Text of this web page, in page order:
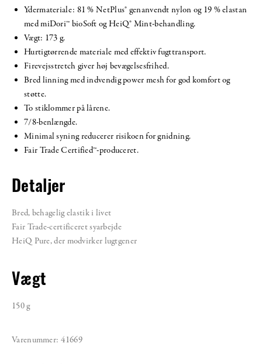
Ydermateriale: 81 % NetPlus® genanvendt nylon og 19 % elastan
med miDori™ bioSoft og HeiQ® Mint-behandling.
Vægt: 173 g.
Hurtigtørrende materiale med effektiv fugttransport.
Firevejsstretch giver høj bevægelsesfrihed.
Bred linning med indvendig power mesh for god komfort og
støtte.
To stiklommer på lårene.
7/8-benlængde.
Minimal syning reducerer risikoen for gnidning.
Fair Trade Certified™-produceret.
Detaljer
Bred, behagelig elastik i livet
Fair Trade-certificeret syarbejde
HeiQ Pure, der modvirker lugtgener
Vægt
150 g
Varenummer: 41669